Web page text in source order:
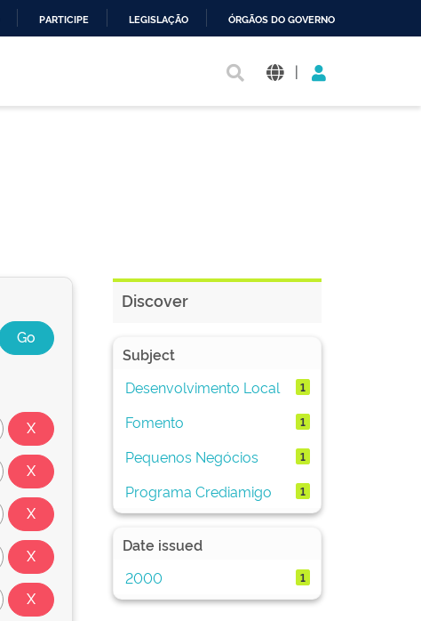
PARTICIPE LEGISLAÇÃO ÓRGÃOS DO GOVERNO
|
Discover
Subject
Desenvolvimento Local
1
Fomento 1
Pequenos Negócios 1
Programa Crediamigo 1
Date issued
2000
1